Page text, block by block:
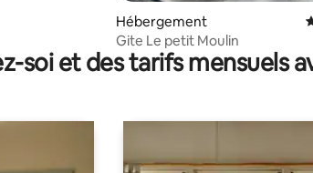
Hébergement
Gite Le petit Moulin
soi et des tarifs mensuels